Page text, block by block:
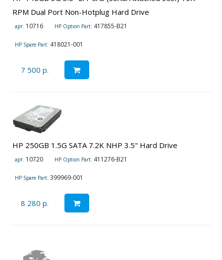
RPM Dual Port Non-Hotplug Hard Drive
арт. 10716 HP Option Part: 417855-B21
HP Spare Part: 418021-001
7 500 р.
HP 250GB 1.5G SATA 7.2K NHP 3.5" Hard Drive
арт. 10720 HP Option Part: 411276-B21
HP Spare Part: 399969-001
8 280 р.